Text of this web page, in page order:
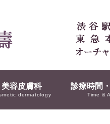
美容皮膚科
dermatology
診療時間
Time &